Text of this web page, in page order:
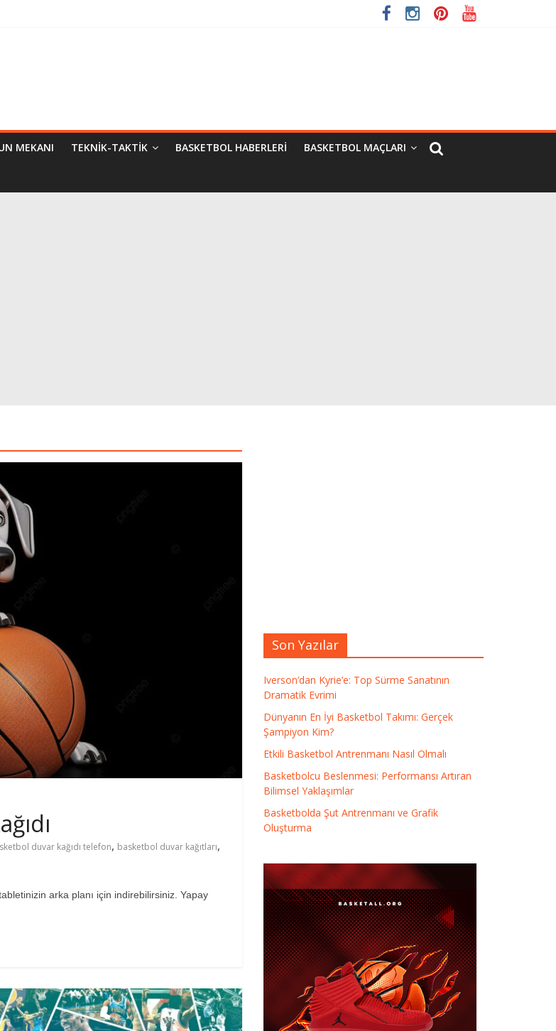
MEKANI TEKNIK-TAKTIK BASKETBOL HABERLERI BASKETBOL MAÇLARI
duvar kağıdı telefon, basketbol duvar kağıtları,
arka planı için indirebilirsiniz. Yapay
Son Yazılar
Iverson’dan Kyrie’e: Top Sürme Sanatının
Dramatik Evrimi
Dünyanın En İyi Basketbol Takımı: Gerçek
Şampiyon Kim?
Etkili Basketbol Antrenmanı Nasıl Olmalı
Basketbolcu Beslenmesi: Performansı Artıran
Bilimsel Yaklaşımlar
Basketbolda Şut Antrenmanı ve Grafik
Oluşturma